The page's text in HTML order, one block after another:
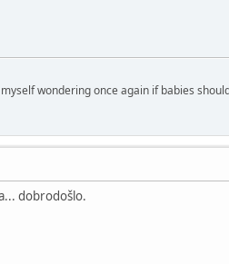
wondering once again if babies
dobrodošlo.